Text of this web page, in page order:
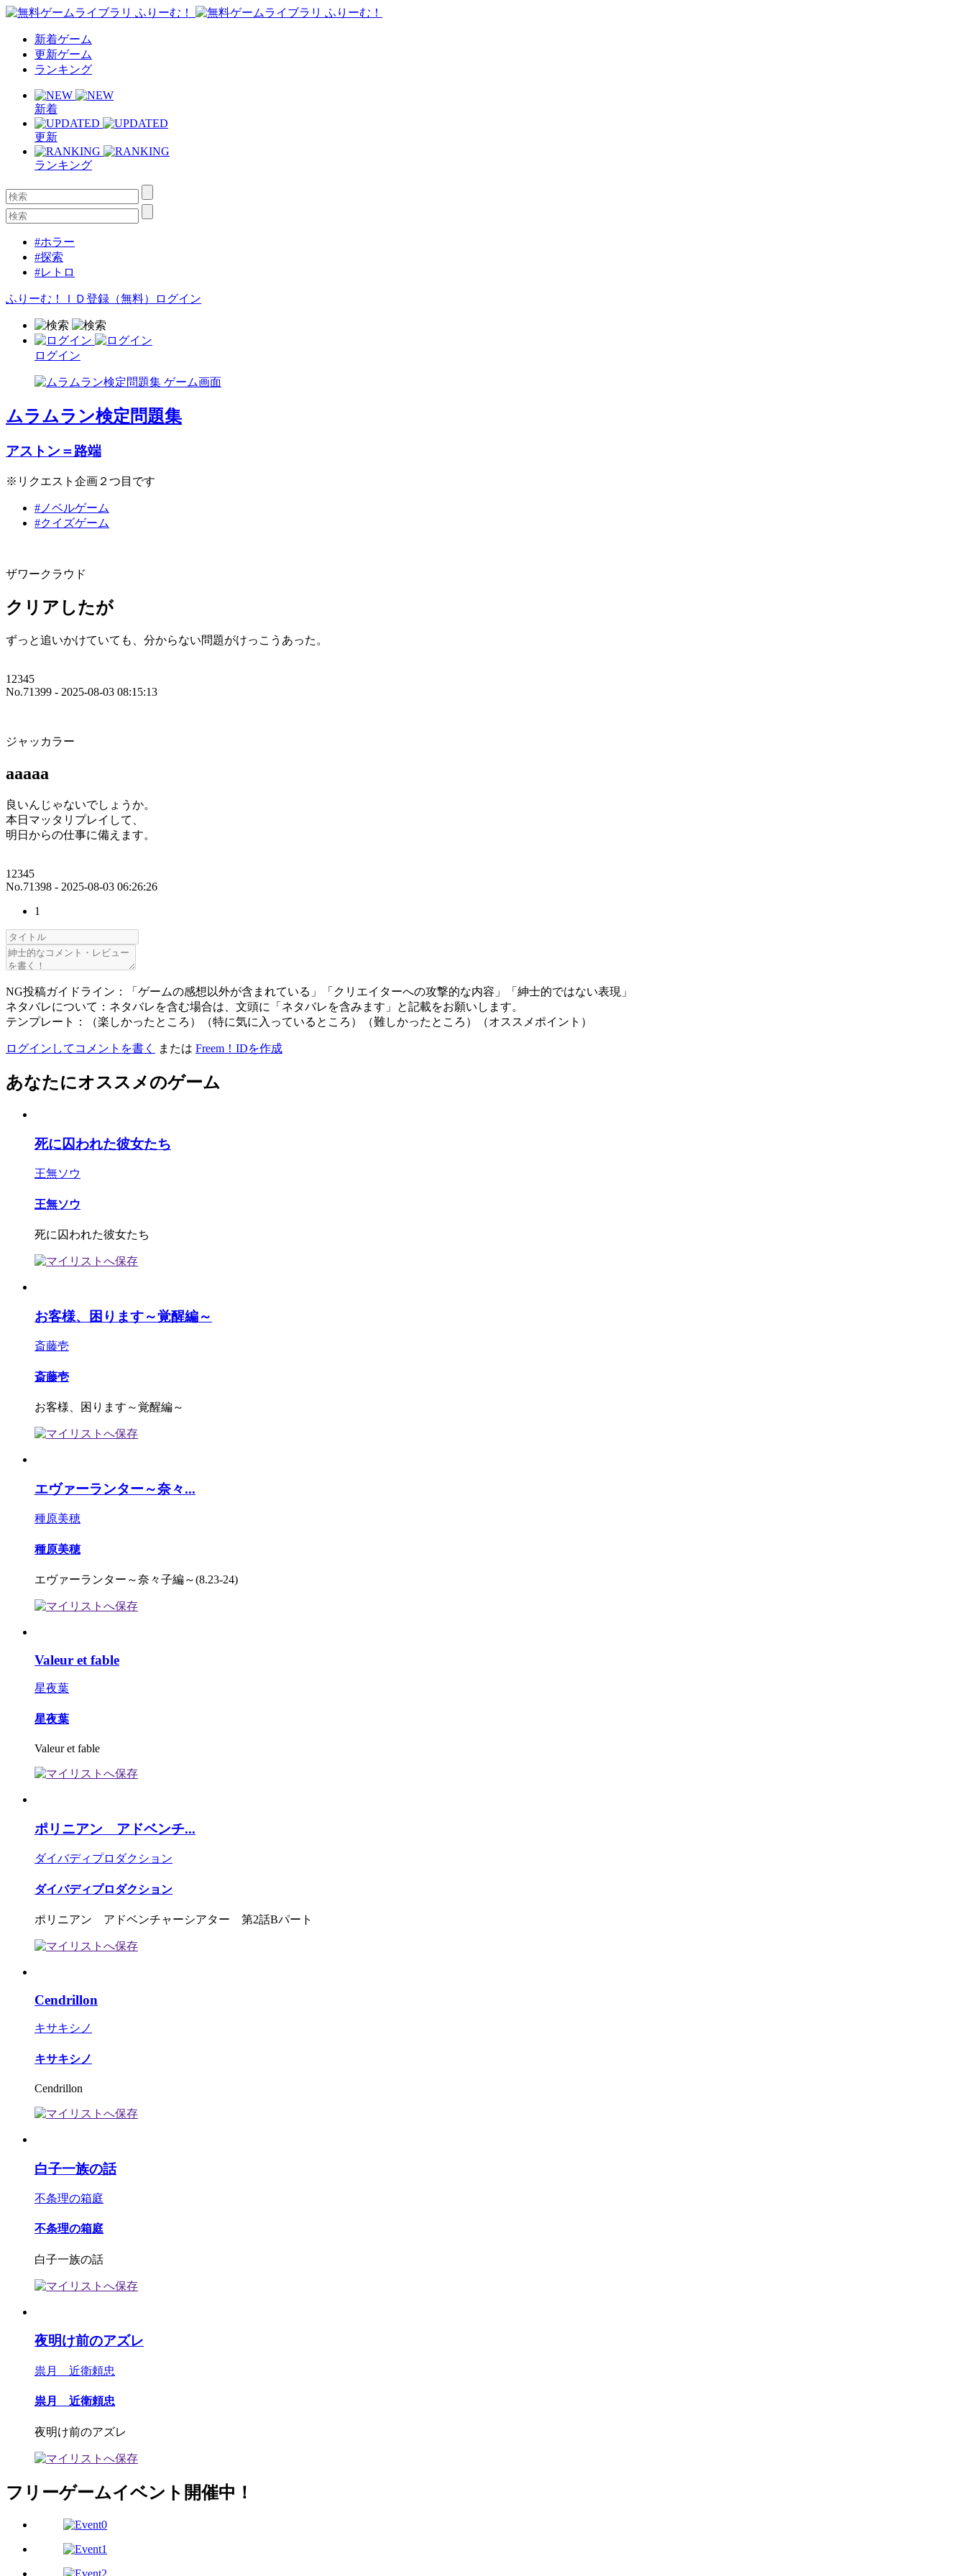
新着ゲーム
更新ゲーム
ランキング
新着
更新
ランキング
#ホラー
#探索
#レトロ
ふりーむ！ＩＤ登録（無料） ログイン
ログイン
ムラムラン検定問題集
アストン＝路端
※リクエスト企画２つ目です
#ノベルゲーム
#クイズゲーム
ザワークラウド
クリアしたが
ずっと追いかけていても、分からない問題がけっこうあった。
12345
No.71399 - 2025-08-03 08:15:13
ジャッカラー
aaaaa
良いんじゃないでしょうか。
本日マッタリプレイして、
明日からの仕事に備えます。
12345
No.71398 - 2025-08-03 06:26:26
1
NG投稿ガイドライン：「ゲームの感想以外が含まれている」「クリエイターへの攻撃的な内容」「紳士的ではない表現」
ネタバレについて：ネタバレを含む場合は、文頭に「ネタバレを含みます」と記載をお願いします。
テンプレート：（楽しかったところ）（特に気に入っているところ）（難しかったところ）（オススメポイント）
ログインしてコメントを書く または Freem！IDを作成
あなたにオススメのゲーム
死に囚われた彼女たち
王無ソウ
王無ソウ
死に囚われた彼女たち
お客様、困ります～覚醒編～
斎藤壱
斎藤壱
お客様、困ります～覚醒編～
エヴァーランター～奈々...
種原美穂
種原美穂
エヴァーランター～奈々子編～(8.23-24)
Valeur et fable
星夜葉
星夜葉
Valeur et fable
ポリニアン アドベンチ...
ダイバディプロダクション
ダイバディプロダクション
ポリニアン アドベンチャーシアター 第2話Bパート
Cendrillon
キサキシノ
キサキシノ
Cendrillon
白子一族の話
不条理の箱庭
不条理の箱庭
白子一族の話
夜明け前のアズレ
祟月 近衛頼忠
祟月 近衛頼忠
夜明け前のアズレ
フリーゲームイベント開催中！